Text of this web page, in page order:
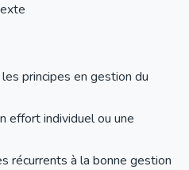
principes en gestion du
effort individuel ou une
récurrents à la bonne gestion